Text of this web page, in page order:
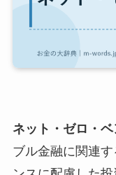
ネット・ゼロ・
ブル金融に関連